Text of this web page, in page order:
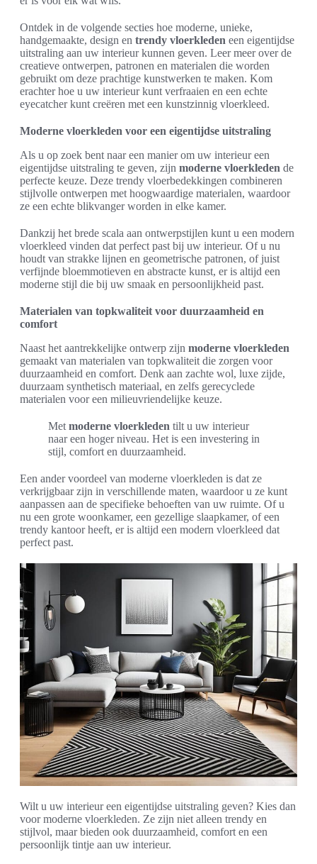
Ontdek in de volgende secties hoe moderne, unieke,
handgemaakte, design en trendy vloerkleden een eigentijdse
uitstraling aan uw interieur kunnen geven. Leer meer over de
creatieve ontwerpen, patronen en materialen die worden
gebruikt om deze prachtige kunstwerken te maken. Kom
erachter hoe u uw interieur kunt verfraaien en een echte
eyecatcher kunt creëren met een kunstzinnig vloerkleed.
Moderne vloerkleden voor een eigentijdse uitstraling
Als u op zoek bent naar een manier om uw interieur een
eigentijdse uitstraling te geven, zijn moderne vloerkleden de
perfecte keuze. Deze trendy vloerbedekkingen combineren
stijlvolle ontwerpen met hoogwaardige materialen, waardoor
ze een echte blikvanger worden in elke kamer.
Dankzij het brede scala aan ontwerpstijlen kunt u een modern
vloerkleed vinden dat perfect past bij uw interieur. Of u nu
houdt van strakke lijnen en geometrische patronen, of juist
verfijnde bloemmotieven en abstracte kunst, er is altijd een
moderne stijl die bij uw smaak en persoonlijkheid past.
Materialen van topkwaliteit voor duurzaamheid en
comfort
Naast het aantrekkelijke ontwerp zijn moderne vloerkleden
gemaakt van materialen van topkwaliteit die zorgen voor
duurzaamheid en comfort. Denk aan zachte wol, luxe zijde,
duurzaam synthetisch materiaal, en zelfs gerecyclede
materialen voor een milieuvriendelijke keuze.
Met moderne vloerkleden tilt u uw interieur
naar een hoger niveau. Het is een investering in
stijl, comfort en duurzaamheid.
Een ander voordeel van moderne vloerkleden is dat ze
verkrijgbaar zijn in verschillende maten, waardoor u ze kunt
aanpassen aan de specifieke behoeften van uw ruimte. Of u
nu een grote woonkamer, een gezellige slaapkamer, of een
trendy kantoor heeft, er is altijd een modern vloerkleed dat
perfect past.
Wilt u uw interieur een eigentijdse uitstraling geven? Kies dan
voor moderne vloerkleden. Ze zijn niet alleen trendy en
stijlvol, maar bieden ook duurzaamheid, comfort en een
persoonlijk tintje aan uw interieur.